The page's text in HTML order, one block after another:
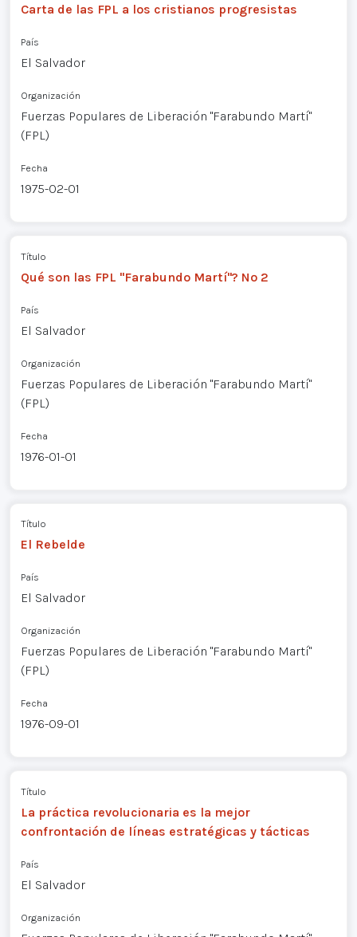
Carta de las FPL a los cristianos progresistas
País
El Salvador
Organización
Fuerzas Populares de Liberación "Farabundo Martí"
(FPL)
Fecha
1975-02-01
Título
Qué son las FPL "Farabundo Martí"? Nº 2
País
El Salvador
Organización
Fuerzas Populares de Liberación "Farabundo Martí"
(FPL)
Fecha
1976-01-01
Título
El Rebelde
País
El Salvador
Organización
Fuerzas Populares de Liberación "Farabundo Martí"
(FPL)
Fecha
1976-09-01
Título
La práctica revolucionaria es la mejor
confrontación de líneas estratégicas y tácticas
País
El Salvador
Organización